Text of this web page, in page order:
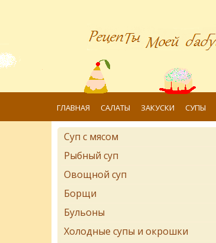
ГЛАВНАЯ САЛАТЫ ЗАКУСКИ СУПЫ
Суп с мясом
Рыбный суп
Овощной суп
Борщи
Бульоны
Холодные супы и окрошки